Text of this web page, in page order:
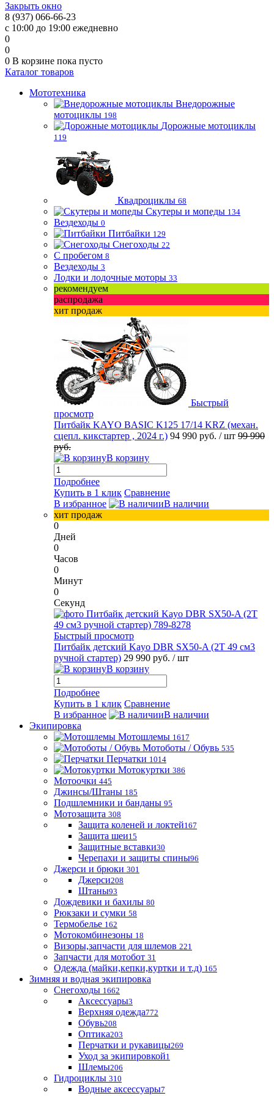
Закрыть окно
8 (937) 066-66-23
с 10:00 до 19:00 ежедневно
0
0
0 В корзине пока пусто
Каталог товаров
Мототехника
Внедорожные
мотоциклы 198
Дорожные мотоциклы
119
Квадроциклы 68
Скутеры и мопеды 134
Вездеходы 0
Питбайки 129
Снегоходы 22
С пробегом 8
Вездеходы 3
Лодки и лодочные моторы 33
рекомендуем
распродажа
хит продаж
Быстрый
просмотр
Питбайк KAYO BASIC K125 17/14 KRZ (механ.
сцепл. кикстартер , 2024 г.) 94 990 руб. / шт 99 990
руб.
В корзину
Подробнее
Купить в 1 клик Сравнение
В избранное
В наличии
хит продаж
0
Дней
0
Часов
0
Минут
0
Секунд
Быстрый просмотр
Питбайк детский Kayo DBR SX50-A (2T 49 см3
ручной стартер) 29 990 руб. / шт
В корзину
Подробнее
Купить в 1 клик Сравнение
В избранное
В наличии
Экипировка
Мотошлемы 1617
Мотоботы / Обувь 535
Перчатки 1014
Мотокуртки 386
Мотоочки 445
Джинсы/Штаны 185
Подшлемники и банданы 95
Мотозащита 308
Защита коленей и локтей167
Защита шеи15
Защитные вставки30
Черепахи и защиты спины96
Джерси и брюки 301
Джерси208
Штаны93
Дождевики и бахилы 80
Рюкзаки и сумки 58
Термобелье 162
Мотокомбинезоны 18
Визоры,запчасти для шлемов 221
Запчасти для мотобот 31
Одежда (майки,кепки,куртки и т.д) 165
Зимняя и водная экипировка
Снегоходы 1662
Аксессуары3
Верхняя одежда772
Обувь208
Оптика203
Перчатки и рукавицы269
Уход за экипировкой1
Шлемы206
Гидроциклы 310
Водные аксессуары7